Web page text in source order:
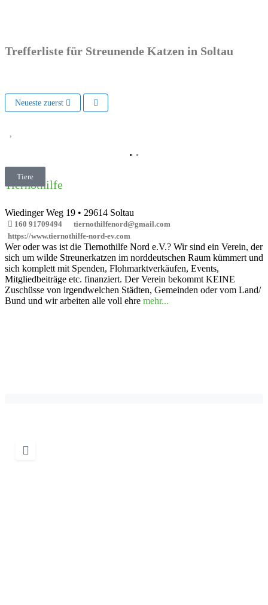
Trefferliste für Streunende Katzen in Soltau
Neueste zuerst
Tiere
Tiernothilfe
Wiedinger Weg 19 • 29614 Soltau
160 91709494
tiernothilfenord@gmail.com
https://www.tiernothilfe-nord-ev.com
Wer oder was ist die Tiernothilfe Nord e.V.? Wir sind ein Verein, der
sich um wilde Streunerkatzen im norddeutschen Raum kümmert und
sich komplett mit Spenden, Flohmarktverkäufen, Events,
Mitgliedbeiträge etc. finanziert. Der Verein bekommt KEINE
Zuschüsse von irgendwelchen Städten, Gemeinden oder vom Land/
Bund und wir arbeiten alle voll ehre mehr...